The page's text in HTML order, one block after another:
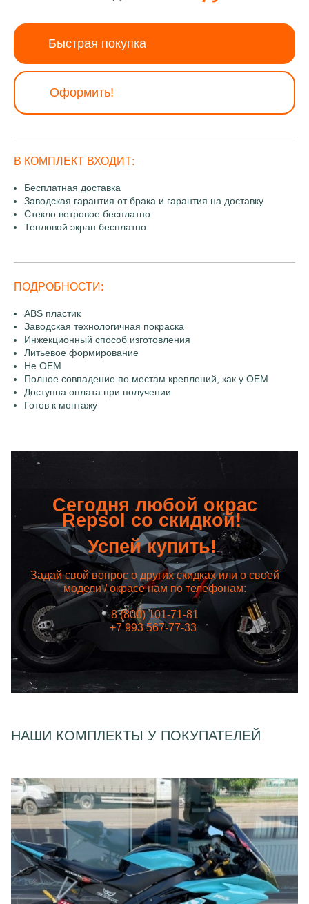
Быстрая покупка
Оформить!
В КОМПЛЕКТ ВХОДИТ:
Бесплатная доставка
Заводская гарантия от брака и гарантия на доставку
Стекло ветровое бесплатно
Тепловой экран бесплатно
ПОДРОБНОСТИ:
ABS пластик
Заводская технологичная покраска
Инжекционный способ изготовления
Литьевое формирование
Не OEM
Полное совпадение по местам креплений, как у OEM
Доступна оплата при получении
Готов к монтажу
Сегодня любой окрас
Repsol со скидкой!
Успей купить!
Задай свой вопрос о других скидках или о своей
модели / окрасе нам по телефонам:
8 (800) 101-71-81
+7 993 567-77-33
НАШИ КОМПЛЕКТЫ У ПОКУПАТЕЛЕЙ